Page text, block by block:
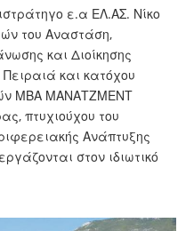
ε.α ΕΛ.ΑΣ. Νίκο
του Αναστάση,
και Διοίκησης
και κατόχου
ΜΒΑ ΜΑΝΑΤΖΜΕΝΤ
πτυχιούχου του
Ανάπτυξης
στον ιδιωτικό